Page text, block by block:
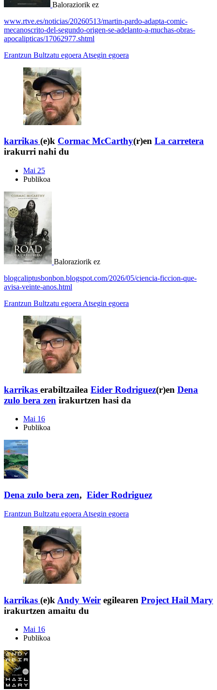
Baloraziorik ez
www.rtve.es/noticias/20260513/martin-pardo-adapta-comic-
mecanoscrito-del-segundo-origen-se-adelanto-a-muchas-obras-
apocalipticas/17062977.shtml
Erantzun Bultzatu egoera Atsegin egoera
karrikas (e)k Cormac McCarthy(r)en La carretera
irakurri nahi du
Mai 25
Publikoa
Baloraziorik ez
blogcaliptusbonbon.blogspot.com/2026/05/ciencia-ficcion-que-
avisa-veinte-anos.html
Erantzun Bultzatu egoera Atsegin egoera
karrikas erabiltzailea Eider Rodriguez(r)en Dena
zulo bera zen irakurtzen hasi da
Mai 16
Publikoa
Dena zulo bera zen, Eider Rodriguez
Erantzun Bultzatu egoera Atsegin egoera
karrikas (e)k Andy Weir egilearen Project Hail Mary
irakurtzen amaitu du
Mai 16
Publikoa